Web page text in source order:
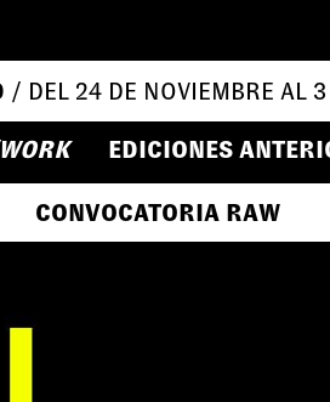
/ DEL 24 DE NOVIEMBRE AL
EDICIONES
CONVOCATORIA RAW